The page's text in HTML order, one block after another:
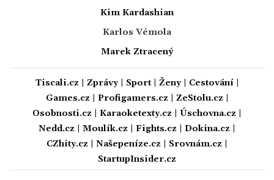
Kim Kardashian
Karlos Vémola
Marek Ztracený
Tiscali.cz Zprávy| Sport| Ženy| Cestování|
Games.cz
Profigamers.cz ZeStolu.cz
Osobnosti.cz
Karaoketexty.cz Úschovna.cz
Nedd.cz
Moulík.cz Fights.cz Dokina.cz
CZhity.cz
Našepeníze.cz Srovnám.cz
StartupInsider.cz